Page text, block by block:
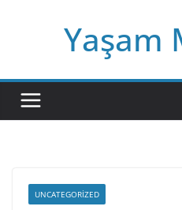
Yaşam
UNCATEGORIZED